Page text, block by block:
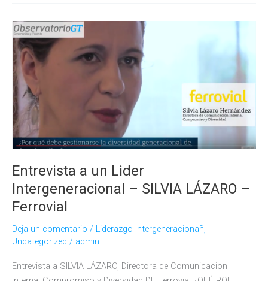
Talento
analiza
los
comportamientos
de
los
líderes
de
la
X
Entrevista a un Lider
Intergeneracional – SILVIA LÁZARO –
Ferrovial
Deja un comentario / Liderazgo Intergeneracionañ,
Uncategorized / admin
Entrevista a SILVIA LÁZARO, Directora de Comunicacion